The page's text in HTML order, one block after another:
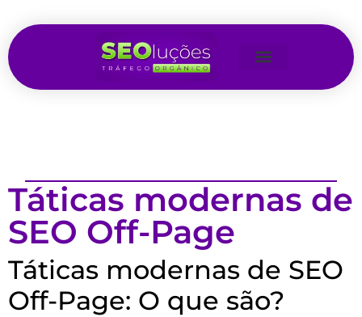
Táticas modernas de
SEO Off-Page
Táticas modernas de SEO
Off-Page: O que são?